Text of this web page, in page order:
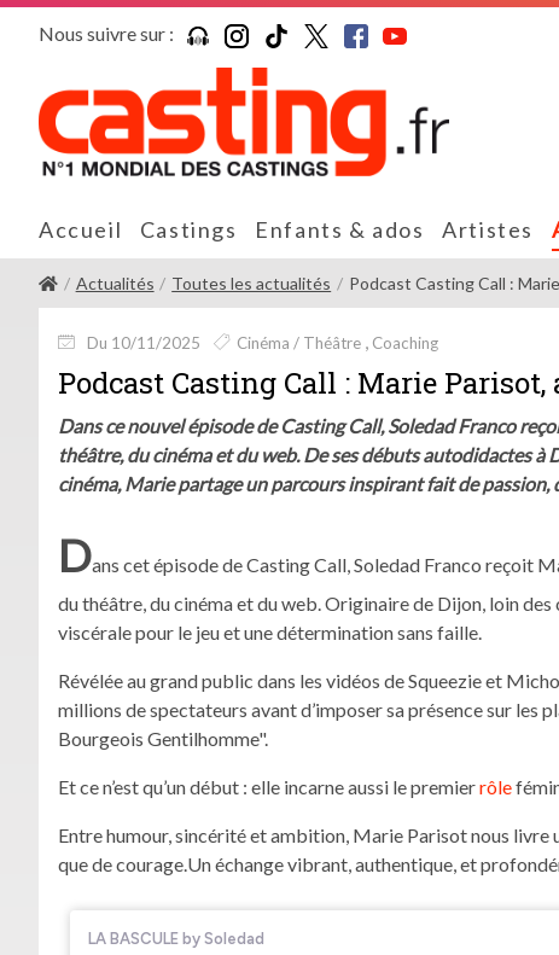
Nous suivre sur :
Accueil Castings Enfants & ados Artistes
Actualités Toutes les actualités Podcast Casting Call :
Du 10/11/2025 Cinéma / Théâtre Coaching
Podcast Casting Call : Marie
Dans ce nouvel épisode de Casting Call, Soledad Franco
théâtre, du cinéma et du web. De ses débuts autodidactes
cinéma, Marie partage un parcours inspirant fait de passion,
Dans cet épisode de Casting Call, Soledad Franco reçoit
du théâtre, du cinéma et du web. Originaire de Dijon, loin
viscérale pour le jeu et une détermination sans faille.
Révélée au grand public dans les vidéos de Squeezie et
millions de spectateurs avant d’imposer sa présence sur les
Bourgeois Gentilhomme".
Et ce n’est qu’un début : elle incarne aussi le premierrôle
Entre humour, sincérité et ambition, Marie Parisot nous livre
que de courage.Un échange vibrant, authentique, et